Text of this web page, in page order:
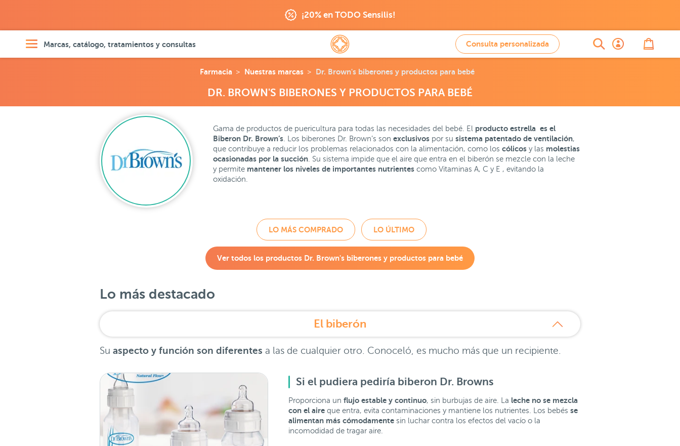
¡20% en TODO Sensilis!
Marcas, catálogo, tratamientos y consultas Consulta personalizada
Farmacia Nuestras marcas Dr. Brown's biberones y productos para bebé
DR. BROWN'S BIBERONES Y PRODUCTOS PARA BEBÉ
Gama de productos de puericultura para todas las necesidades del bebé. El producto estrella es el
Biberon Dr. Brown’s . Los biberones Dr. Brown’s son exclusivos por su sistema patentado de ventilación,
que contribuye a reducir los problemas relacionados con la alimentación, como los cólicos y las molestias
ocasionadas por la succión . Su sistema impide que el aire que entra en el biberón se mezcle con la leche
y permite mantener los niveles de importantes nutrientes como Vitaminas A, C y E , evitando la
oxidación.
LO MÁS COMPRADO LO ÚLTIMO
Ver todos los productos Dr. Brown's biberones y productos para bebé
Lo más destacado
El biberón
Su aspecto y función son diferentes a las de cualquier otro. Conoceló, es mucho más que un recipiente.
Si el pudiera pediría biberon Dr. Browns
Proporciona un flujo estable y continuo, sin burbujas de aire. La leche no se mezcla
con el aireque entra, evita contaminaciones y mantiene los nutrientes. Los bebés se
alimentan más cómodamentesin luchar contra los efectos del vacío o la
incomodidad de tragar aire.